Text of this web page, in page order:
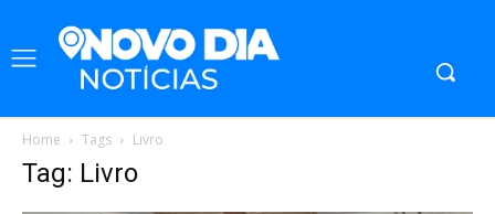
Home Tags Livro
Tag: Livro